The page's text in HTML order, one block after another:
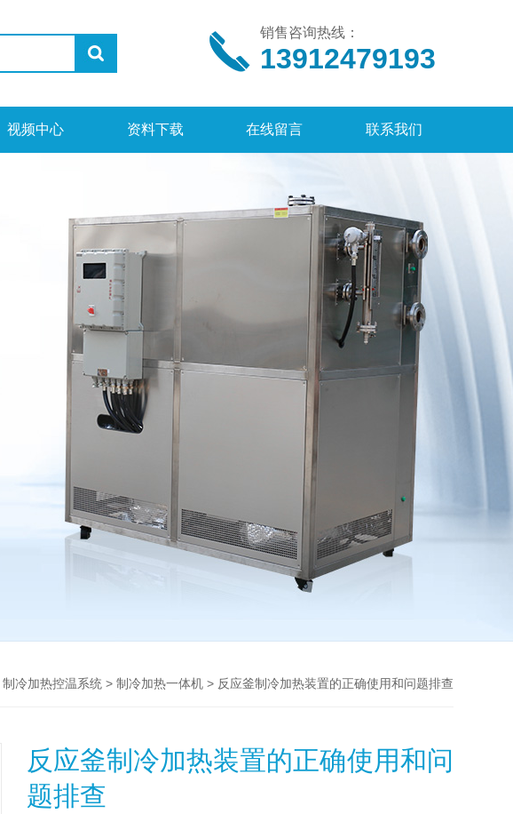
销售咨询热线：
13912479193
视频中心 资料下载 在线留言 联系我们
制冷加热控温系统> 制冷加热一体机> 反应釜制冷加热装置的正确使用和问题排查
反应釜制冷加热装置的正确使用和问
题排查